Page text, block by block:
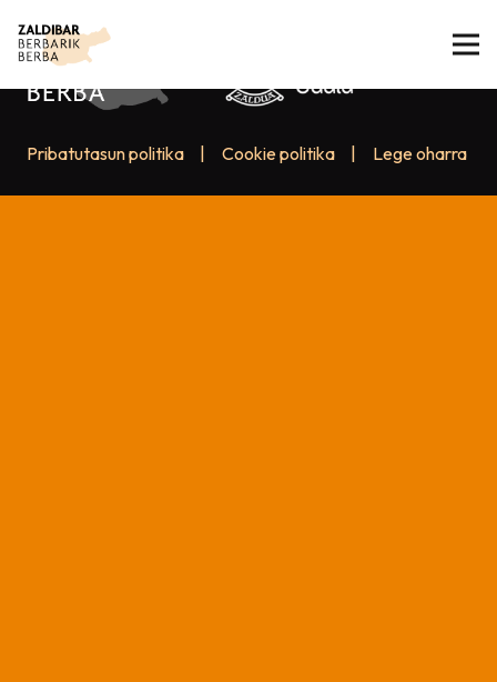
Pribatutasun politika Cookie politika Lege oharra